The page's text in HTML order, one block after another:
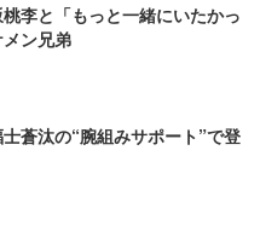
李と「もっと一緒にいたかっ
ン兄弟
蒼汰の“腕組みサポート”で登